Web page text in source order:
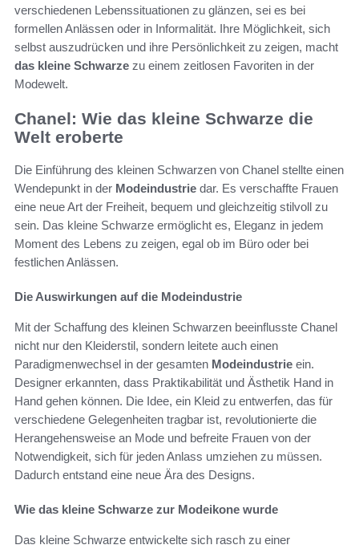
verschiedenen Lebenssituationen zu glänzen, sei es bei
formellen Anlässen oder in Informalität. Ihre Möglichkeit, sich
selbst auszudrücken und ihre Persönlichkeit zu zeigen, macht
das kleine Schwarze zu einem zeitlosen Favoriten in der
Modewelt.
Chanel: Wie das kleine Schwarze die
Welt eroberte
Die Einführung des kleinen Schwarzen von Chanel stellte einen
Wendepunkt in der Modeindustrie dar. Es verschaffte Frauen
eine neue Art der Freiheit, bequem und gleichzeitig stilvoll zu
sein. Das kleine Schwarze ermöglicht es, Eleganz in jedem
Moment des Lebens zu zeigen, egal ob im Büro oder bei
festlichen Anlässen.
Die Auswirkungen auf die Modeindustrie
Mit der Schaffung des kleinen Schwarzen beeinflusste Chanel
nicht nur den Kleiderstil, sondern leitete auch einen
Paradigmenwechsel in der gesamten Modeindustrie ein.
Designer erkannten, dass Praktikabilität und Ästhetik Hand in
Hand gehen können. Die Idee, ein Kleid zu entwerfen, das für
verschiedene Gelegenheiten tragbar ist, revolutionierte die
Herangehensweise an Mode und befreite Frauen von der
Notwendigkeit, sich für jeden Anlass umziehen zu müssen.
Dadurch entstand eine neue Ära des Designs.
Wie das kleine Schwarze zur Modeikone wurde
Das kleine Schwarze entwickelte sich rasch zu einer